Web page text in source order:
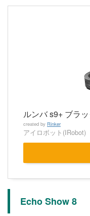
ルンバ s9+ ブラ
created by Rinker
アイロボット(IRobot)
Echo Show 8